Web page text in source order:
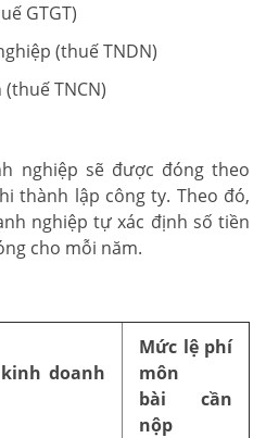
GTGT)
(thuế TNDN)
TNCN)
nghiệp sẽ được đóng theo
thành lập công ty. Theo đó,
nghiệp tự xác định số tiền
cho mỗi năm.
doanh
Mức lệ phí
môn
bài cần
nộp